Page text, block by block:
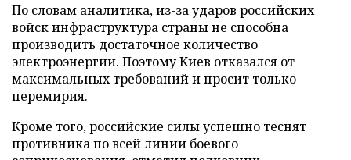
По словам аналитика, из-за ударов российских
войск инфраструктура страны не способна
производить достаточное количество
электроэнергии. Поэтому Киев отказался от
максимальных требований и просит только
перемирия.
Кроме того, российские силы успешно теснят
противника по всей линии боевого